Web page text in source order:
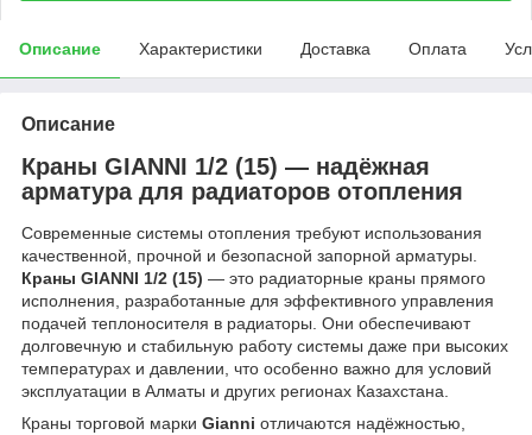
Описание Характеристики Доставка Оплата
Описание
Краны GIANNI 1/2 (15) — надёжная
арматура для радиаторов отопления
Современные системы отопления требуют использования
качественной, прочной и безопасной запорной арматуры.
Краны GIANNI 1/2 (15) — это радиаторные краны прямого
исполнения, разработанные для эффективного управления
подачей теплоносителя в радиаторы. Они обеспечивают
долговечную и стабильную работу системы даже при высоких
температурах и давлении, что особенно важно для условий
эксплуатации в Алматы и других регионах Казахстана.
Краны торговой марки Gianni отличаются надёжностью,